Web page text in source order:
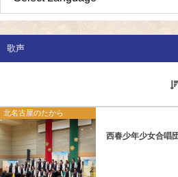
歌声
北名古屋のたから
西春少年少女合唱
草の根交流
ボランティア
北名古屋市国際交流協会について